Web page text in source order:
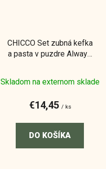
CHICCO Set zubná kefka
a pasta v puzdre Always
Skladom na externom sklade
€14,45 / ks
DO KOŠÍKA